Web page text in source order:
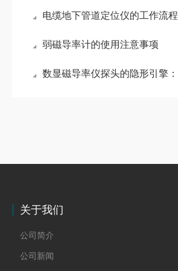
电缆地下管道定位仪的工作流程
弱磁导率计的使用注意事项
数显磁导率仪探头的隐形引擎：微型磁铁如何解锁精准测量新维度
关于我们
公司简介
公司新闻